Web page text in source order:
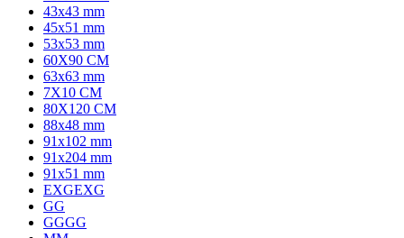
43x43 mm
45x51 mm
53x53 mm
60X90 CM
63x63 mm
7X10 CM
80X120 CM
88x48 mm
91x102 mm
91x204 mm
91x51 mm
EXGEXG
GG
GGGG